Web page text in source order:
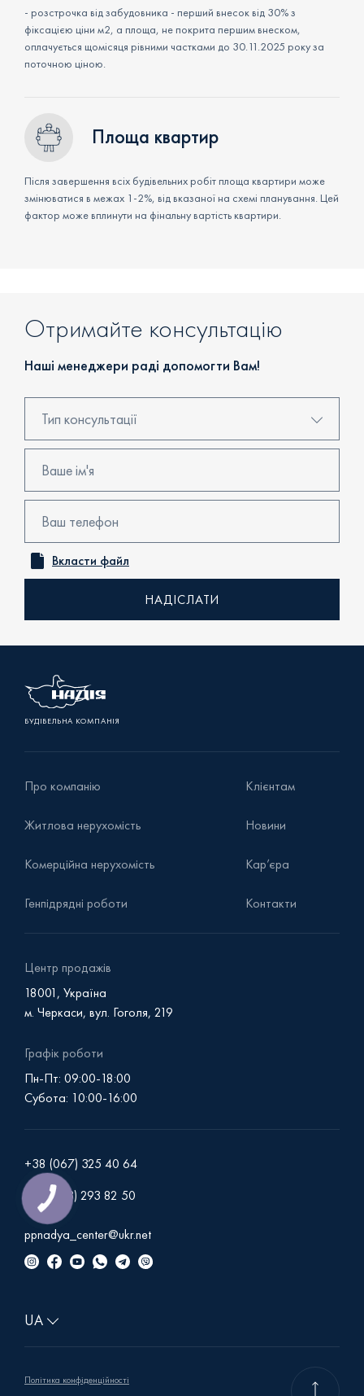
- розстрочка від забудовника - перший внесок від 30% з
фіксацією ціни м2, а площа, не покрита першим внеском,
оплачується щомісяця рівними частками до 30.11.2025 року за
поточною ціною.
Площа квартир
Після завершення всіх будівельних робіт площа квартири може
змінюватися в межах 1-2%, від вказаної на схемі планування. Цей
фактор може вплинути на фінальну вартість квартири.
Отримайте консультацію
Наші менеджери раді допомогти Вам!
Тип консультації
Бронювання
Онлайн консультація
Уточнити наявність
Вкласти файл
БУДІВЕЛЬНА КОМПАНІЯ
Про компанію Клієнтам
Житлова нерухомість Новини
Комерційна нерухомість Кар’єра
Генпідрядні роботи Контакти
Центр продажів
18001, Україна
м. Черкаси, вул. Гоголя, 219
Графік роботи
Пн-Пт: 09:00-18:00
Субота: 10:00-16:00
+38 (067) 325 40 64
+38 (093) 293 82 50
ppnadya_center@ukr.net
Політика конфіденційності
КНОПКА
ЗВ'ЯЗКУ